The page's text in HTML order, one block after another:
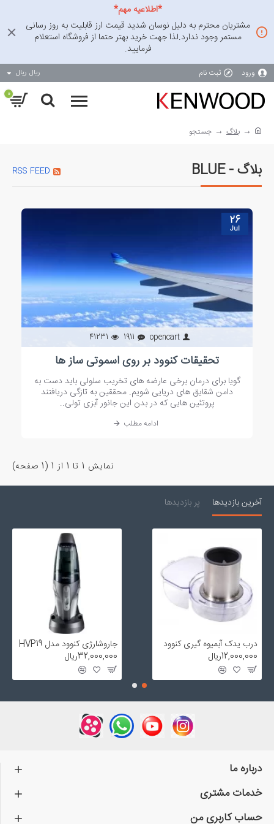
*اطلاعیه مهم*
مشتریان محترم به دلیل نوسان شدید قیمت ارز قابلیت به روز رسانی
مستمر وجود ندارد.لذا جهت خرید بهتر حتما از فروشگاه استعلام
فرمایید.
ورود ثبت نام ریال ریال
0
بلاگ جستجو
بلاگ - BLUE RSS FEED
26
Jul
opencart
1911
41231
تحقیقات کنوود بر روی اسموتی ساز ها
گویا برای درمان برخی عارضه های تخریب سلولی باید دست به
دامن شقایق های دریایی شویم. محققین به تازگی دریافتند
پروتئین هایی که در بدن این جانور آبزی تولی..
ادامه مطلب
نمايش 1 تا 1 از 1 (1 صفحه)
آخرین بازدیدها پر بازدیدها
درب یدک آبمیوه گیری کنوود
12,000,000ریال
جاروشارژی کنوود مدل HVP19
32,000,000ریال
درباره ما
خدمات مشتری
حساب کاربری من